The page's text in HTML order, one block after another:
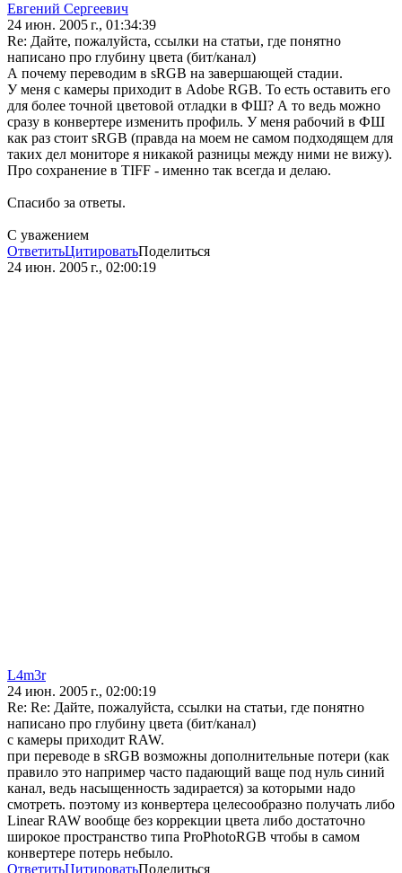
Евгений Сергеевич
24 июн. 2005 г., 01:34:39
Re: Дайте, пожалуйста, ссылки на статьи, где понятно
написано про глубину цвета (бит/канал)
А почему переводим в sRGB на завершающей стадии.
У меня с камеры приходит в Adobe RGB. То есть оставить его
для более точной цветовой отладки в ФШ? А то ведь можно
сразу в конвертере изменить профиль. У меня рабочий в ФШ
как раз стоит sRGB (правда на моем не самом подходящем для
таких дел мониторе я никакой разницы между ними не вижу).
Про сохранение в TIFF - именно так всегда и делаю.
Спасибо за ответы.
С уважением
ОтветитьЦитироватьПоделиться
24 июн. 2005 г., 02:00:19
L4m3r
24 июн. 2005 г., 02:00:19
Re: Re: Дайте, пожалуйста, ссылки на статьи, где понятно
написано про глубину цвета (бит/канал)
с камеры приходит RAW.
при переводе в sRGB возможны дополнительные потери (как
правило это например часто падающий ваще под нуль синий
канал, ведь насыщенность задирается) за которыми надо
смотреть. поэтому из конвертера целесообразно получать либо
Linear RAW вообще без коррекции цвета либо достаточно
широкое пространство типа ProPhotoRGB чтобы в самом
конвертере потерь небыло.
ОтветитьЦитироватьПоделиться